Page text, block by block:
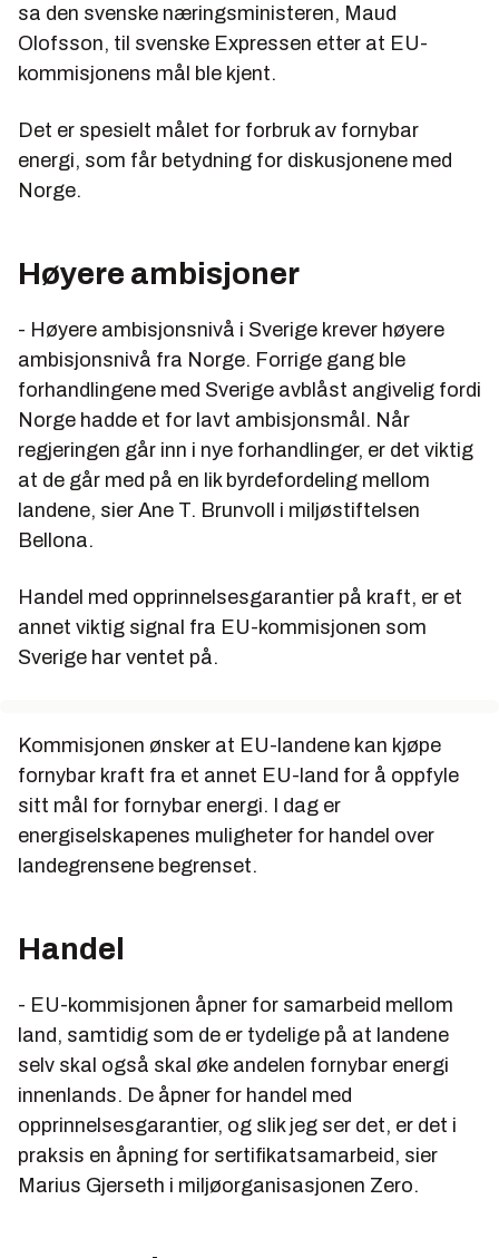
sa den svenske næringsministeren, Maud
Olofsson, til svenske Expressen etter at EU-
kommisjonens mål ble kjent.
Det er spesielt målet for forbruk av fornybar
energi, som får betydning for diskusjonene med
Norge.
Høyere ambisjoner
- Høyere ambisjonsnivå i Sverige krever høyere
ambisjonsnivå fra Norge. Forrige gang ble
forhandlingene med Sverige avblåst angivelig fordi
Norge hadde et for lavt ambisjonsmål. Når
regjeringen går inn i nye forhandlinger, er det viktig
at de går med på en lik byrdefordeling mellom
landene, sier Ane T. Brunvoll i miljøstiftelsen
Bellona.
Handel med opprinnelsesgarantier på kraft, er et
annet viktig signal fra EU-kommisjonen som
Sverige har ventet på.
Kommisjonen ønsker at EU-landene kan kjøpe
fornybar kraft fra et annet EU-land for å oppfyle
sitt mål for fornybar energi. I dag er
energiselskapenes muligheter for handel over
landegrensene begrenset.
Handel
- EU-kommisjonen åpner for samarbeid mellom
land, samtidig som de er tydelige på at landene
selv skal også skal øke andelen fornybar energi
innenlands. De åpner for handel med
opprinnelsesgarantier, og slik jeg ser det, er det i
praksis en åpning for sertifikatsamarbeid, sier
Marius Gjerseth i miljøorganisasjonen Zero.